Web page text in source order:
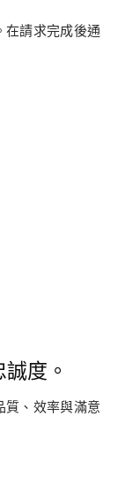
在請求完成後通
度。
質、效率與滿意